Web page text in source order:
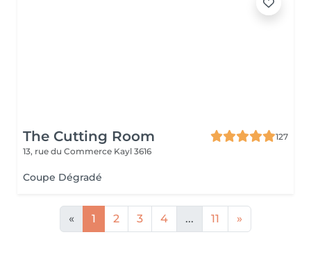
The Cutting Room
127
13, rue du Commerce Kayl 3616
Coupe Dégradé
« 1 2 3 4 ... 11 »